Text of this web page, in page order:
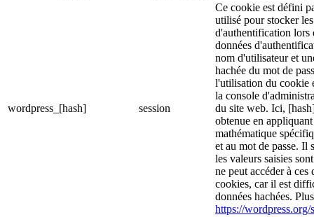
wordpress_[hash] session
Ce cookie est défini
utilisé pour stocker
d'authentification lors
données
nom d'utilisateur et
hachée du mot de
l'utilisation du cookie
la console
du site web. Ici,
obtenue en
mathématique
et au mot de passe. Il
les valeurs saisies
ne peut accéder à ces
cookies, car il est
données hachées.
https://